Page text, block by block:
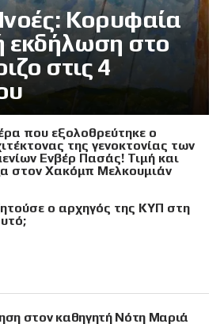
Κορυφαία
εκδήλωση στο
στις 4
που εξολοθρεύτηκε ο
της γενοκτονίας των
Ενβέρ Πασάς! Τιμή και
στον Χακόμπ Μελκουμιάν
ο αρχηγός της ΚΥΠ στη
στον καθηγητή Νότη Μαριά